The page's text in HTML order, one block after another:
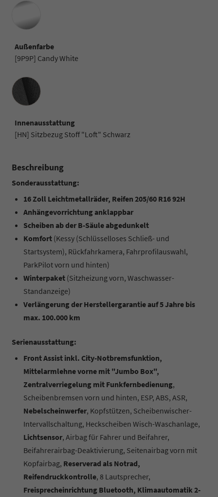
Außenfarbe
[9P9P] Candy White
Innenausstattung
Innenausstattung
[HN] Sitzbezug Stoff "Loft" Schwarz
Beschreibung
Sonderausstattung:
16 Zoll Leichtmetallräder, Reifen 205/60 R16 92H
Anhängevorrichtung anklappbar
Scheiben ab der B-Säule abgedunkelt
Komfort (Kessy (Schlüsselloses Schließ- und
Startsystem), Rückfahrkamera, Fahrprofilauswahl,
ParkPilot vorn und hinten)
Winterpaket (Sitzheizung vorn, Waschwasser-
Standanzeige)
Verlängerung der Herstellergarantie auf 5 Jahre bis
max. 100.000 km
Serienausstattung:
Front Assist inkl. City-Notbremsfunktion,
Mittelarmlehne vorne mit "Jumbo Box",
Zentralverriegelung mit Funkfernbedienung,
Scheibenbremsen vorn und hinten, ESP, ABS, ASR,
Nebelscheinwerfer, Kopfstützen, Scheibenwischer-
Intervallschaltung, Heckscheiben Wisch-Waschanlage,
Lichtsensor, Airbag für Fahrer und Beifahrer,
Beifahrerairbag-Deaktivierung, Seitenairbag vorn mit
Kopfairbag, Reserverad als Notrad,
Reifendruckkontrolle, 8 Lautsprecher,
Freisprecheinrichtung Bluetooth, Klimaautomatik 2-